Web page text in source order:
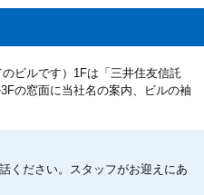
ビルです）1Fは「三井住友信託
の窓面に当社名の案内、ビルの袖
ください。スタッフがお迎えにあ